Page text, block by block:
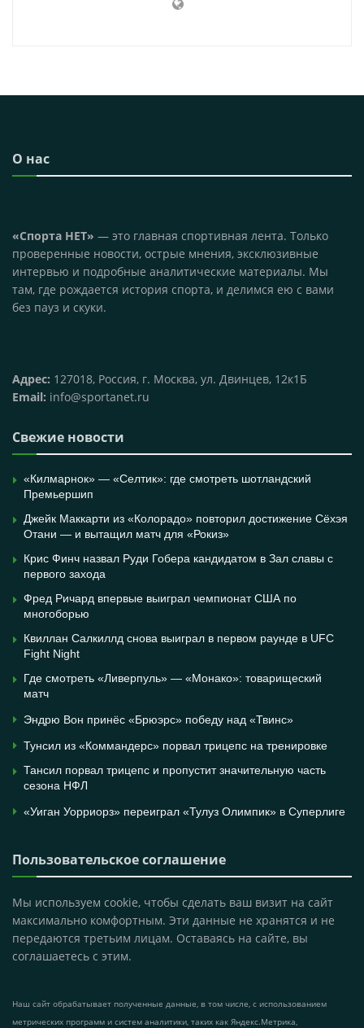
О нас
«Спорта НЕТ» — это главная спортивная лента. Только
проверенные новости, острые мнения, эксклюзивные
интервью и подробные аналитические материалы. Мы
там, где рождается история спорта, и делимся ею с вами
без пауз и скуки.
Адрес: 127018, Россия, г. Москва, ул. Двинцев, 12к1Б
Email: info@sportanet.ru
Свежие новости
«Килмарнок» — «Селтик»: где смотреть шотландский
Премьершип
Джейк Маккарти из «Колорадо» повторил достижение Сёхэя
Отани — и вытащил матч для «Рокиз»
Крис Финч назвал Руди Гобера кандидатом в Зал славы с
первого захода
Фред Ричард впервые выиграл чемпионат США по
многоборью
Квиллан Салкиллд снова выиграл в первом раунде в UFC
Fight Night
Где смотреть «Ливерпуль» — «Монако»: товарищеский
матч
Эндрю Вон принёс «Брюэрс» победу над «Твинс»
Тунсил из «Коммандерс» порвал трицепс на тренировке
Тансил порвал трицепс и пропустит значительную часть
сезона НФЛ
«Уиган Уорриорз» переиграл «Тулуз Олимпик» в Суперлиге
Пользовательское соглашение
Мы используем cookie, чтобы сделать ваш визит на сайт
максимально комфортным. Эти данные не хранятся и не
передаются третьим лицам. Оставаясь на сайте, вы
соглашаетесь с этим.
Наш сайт обрабатывает полученные данные, в том числе, с использованием
метрических программ и систем аналитики, таких как Яндекс.Метрика,